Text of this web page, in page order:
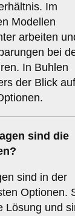
Im
Modellen
arbeiten
bei
In Buhlen
der Blick auf
sind die
sind in der
Optionen.
Lösung und